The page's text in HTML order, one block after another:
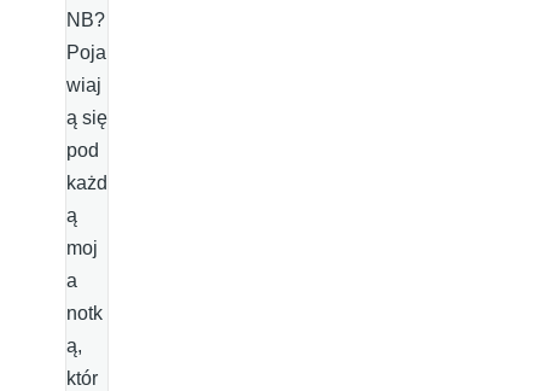
NB?
Poja
wiaj
ą się
pod
każd
ą
moj
a
notk
ą,
któr